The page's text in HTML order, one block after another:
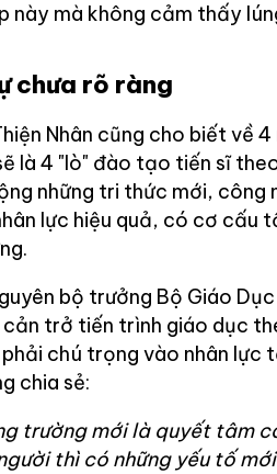
này mà không cảm thấy
chưa rõ ràng
Nhân cũng cho biết về
là 4 "lò" đào tạo tiến sĩ
những tri thức mới, công
lực hiệu quả, có cơ cấu
bộ trưởng Bộ Giáo
trở tiến trình giáo dục
chú trọng vào nhân lực
chia sẻ:
trường mới là quyết tâm
thì có những yếu tố